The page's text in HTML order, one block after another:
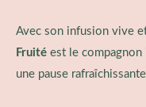
Avec son infusion vive
Fruité est le
une pause